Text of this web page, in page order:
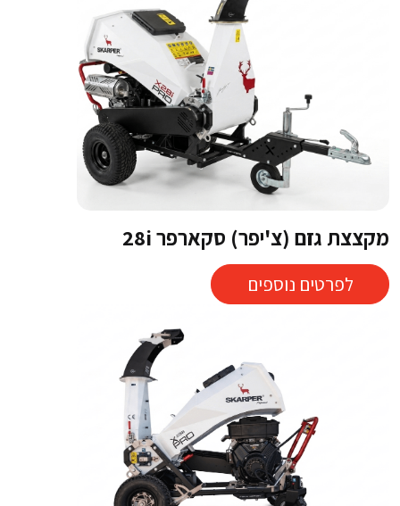
מקצצת גזם (צ'יפר) סקארפר 28i
לפרטים נוספים